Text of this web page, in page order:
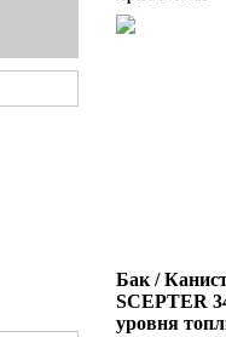
Бак /
SCEPTER
уровня